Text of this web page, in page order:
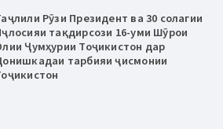
Рӯзи Президент ва 30 солагии
тақдирсози 16-уми Шӯрои
Ҷумҳурии Тоҷикистон дар
тарбияи ҷисмонии